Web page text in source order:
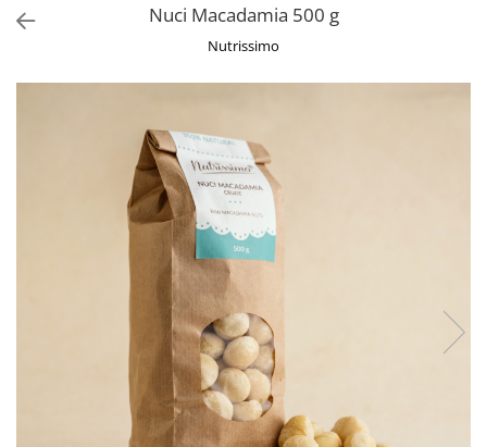
FRUCTE DESHIDRATATE
FRUCTE LA CONSERVĂ
FĂINĂ FĂRĂ GLUTEN
BĂUTURI / LAPTE VEGETAL
OREZ ȘI CEREALE
CREME ȘI PASTE TARTINABILE
CEAIURI GRECEȘTI
HEALTHY SNACKS
SUPERALIMENTE
Nuci Macadamia 500 g
Nutrissimo